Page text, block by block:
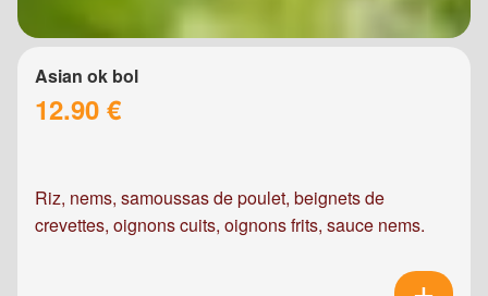
Asian ok bol
12.90 €
Riz, nems, samoussas de poulet, beignets de
crevettes, oignons cuits, oignons frits, sauce nems.